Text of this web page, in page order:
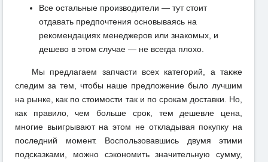
Все остальные производители — тут стоит
отдавать предпочтения основываясь на
рекомендациях менеджеров или знакомых, и
дешево в этом случае — не всегда плохо.
Мы предлагаем запчасти всех категорий, а также
следим за тем, чтобы наше предложение было лучшим
на рынке, как по стоимости так и по срокам доставки. Но,
как правило, чем больше срок, тем дешевле цена,
многие выигрывают на этом не откладывая покупку на
последний момент. Воспользовавшись двумя этими
подсказками, можно сэкономить значительную сумму,